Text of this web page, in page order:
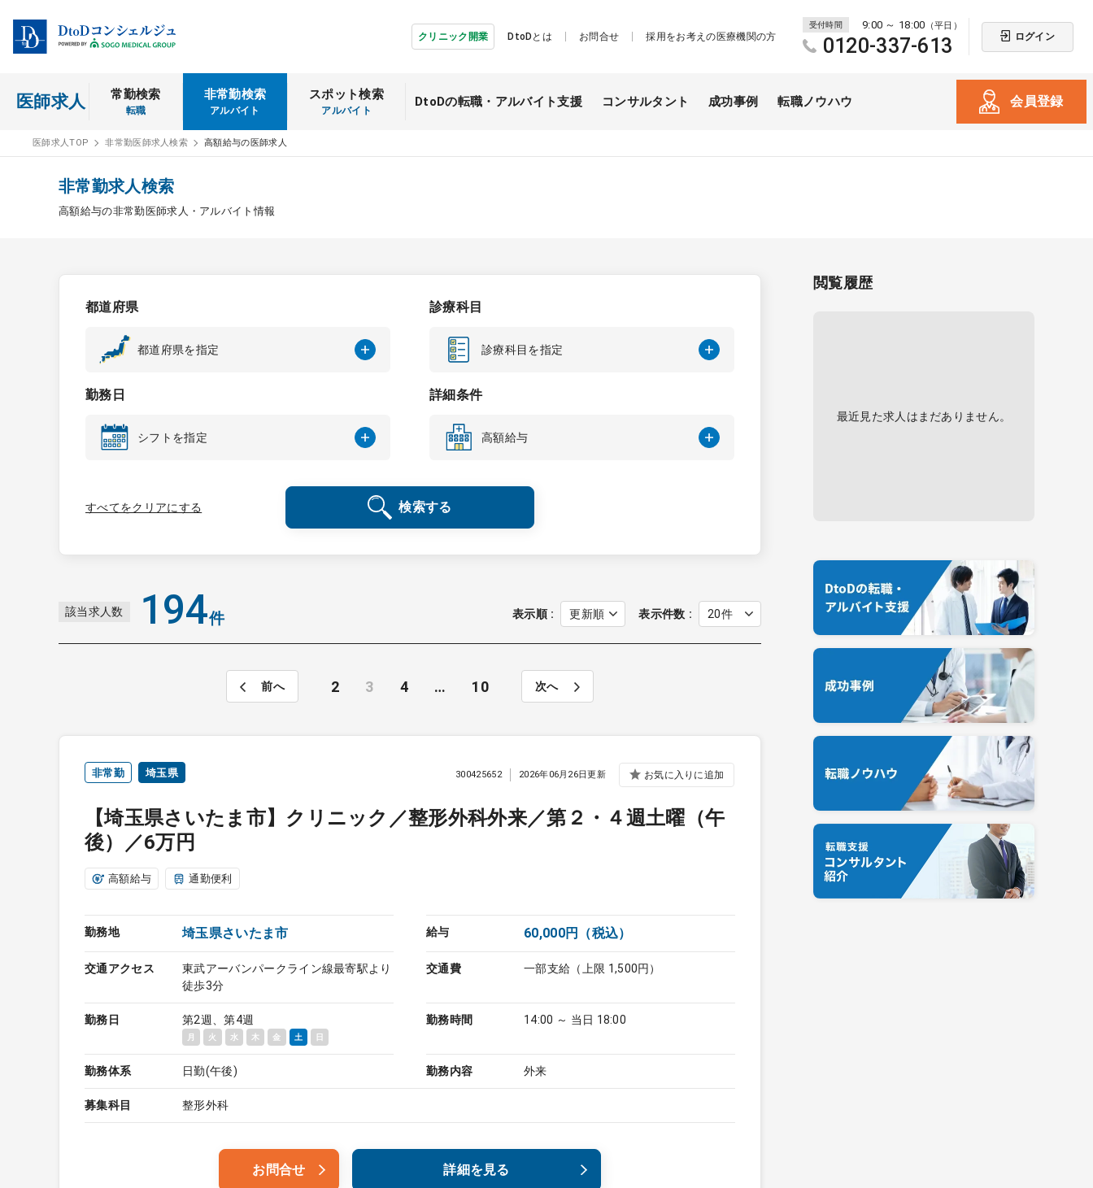
クリニック開業 DtoDとは お問合せ 採用をお考えの医療機関の方
受付時間 9:00 ～ 18:00 （平日）
0120-337-613 ログイン
医師求人 常勤検索
転職
非常勤検索
アルバイト
スポット検索
アルバイト
DtoDの転職・ アルバイト支援 コンサルタント 成功事例 転職ノウハウ 会員登録
医師求人TOP 非常勤医師求人検索 高額給与の医師求人
非常勤求人検索
高額給与の非常勤医師求人・アルバイト情報
都道府県
都道府県を指定
診療科目
診療科目を指定
勤務日
シフトを指定
詳細条件
高額給与
検索する
すべてをクリアにする
該当求人数 194件 表示順 表示件数
前へ 2 3 4 … 10 次へ
非常勤 埼玉県
【埼玉県さいたま市】クリニック／整形外科外来／第２・４週土曜（午
後）／6万円
300425652 2026年06月26日更新 お気に入りに追加
高額給与 通勤便利
勤務地 埼玉県さいたま市 給与 60,000円（税込）
交通アクセス
東武アーバンパークライン線最寄駅より
徒歩3分
交通費 一部支給（上限 1,500円）
勤務日 第2週、第4週
月 火 水 木 金 土 日
勤務時間 14:00 ～ 当日 18:00
勤務体系 日勤(午後) 勤務内容 外来
募集科目 整形外科
お問合せ 詳細を見る
閲覧履歴
最近見た求人はまだありません。